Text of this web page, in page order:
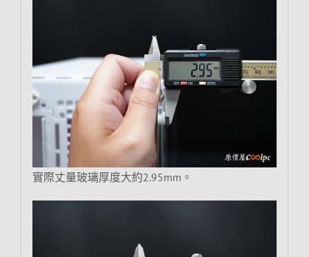
實際丈量玻璃厚度大約2.95mm。